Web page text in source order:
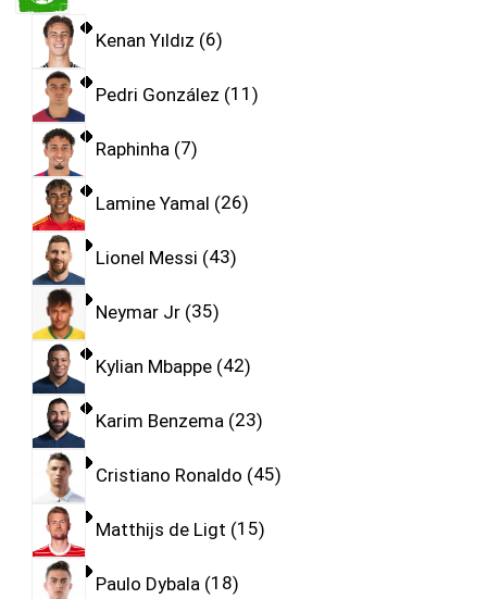
Kenan Yıldız 6
Pedri González 11
Raphinha 7
Lamine Yamal 26
Lionel Messi 43
Neymar Jr 35
Kylian Mbappe 42
Karim Benzema 23
Cristiano Ronaldo 45
Matthijs de Ligt 15
Paulo Dybala 18